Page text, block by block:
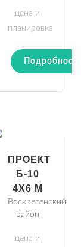
цена и
планировка
ПРОЕКТ
Б-10
4Х6 М
Воскресенский
район
цена и